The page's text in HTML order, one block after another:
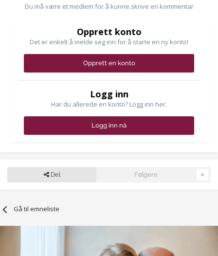
Du må være et medlem for å kunne skrive en kommentar
Opprett konto
Det er enkelt å melde seg inn for å starte en ny konto!
Opprett en konto
Logg inn
Har du allerede en konto? Logg inn her.
Logg inn nå
Del Følgere 0
Gå til emneliste